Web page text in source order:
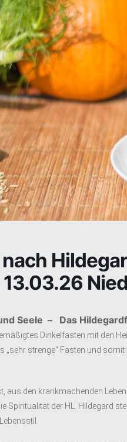
Seele – Das
Dinkelfasten mit den
„sehr strenge“ Fasten und
aus den krankmachenden
Spiritualität der HL. Hildegard